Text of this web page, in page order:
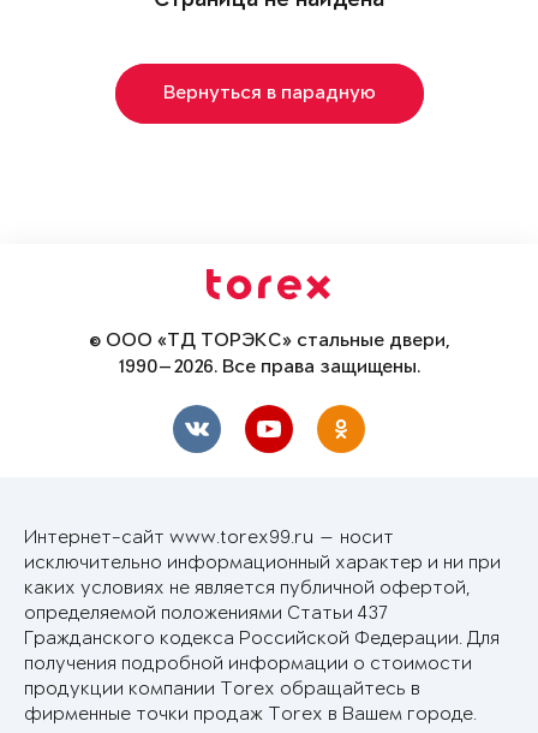
Вернуться в парадную
© ООО «ТД ТОРЭКС» стальные двери,
1990—2026. Все права защищены.
Интернет-сайт www.torex99.ru — носит
исключительно информационный характер и ни при
каких условиях не является публичной офертой,
определяемой положениями Статьи 437
Гражданского кодекса Российской Федерации. Для
получения подробной информации о стоимости
продукции компании Torex обращайтесь в
фирменные точки продаж Torex в Вашем городе.